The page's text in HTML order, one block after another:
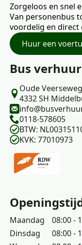
Zorgeloos en snel
Van personenbus
voordelig en direct
Huur een
Bus
Oude
4332 SH
0118-578605
BTW:
KVK: 77010973
Maandag
Dinsdag
08:00 -
08:00 -